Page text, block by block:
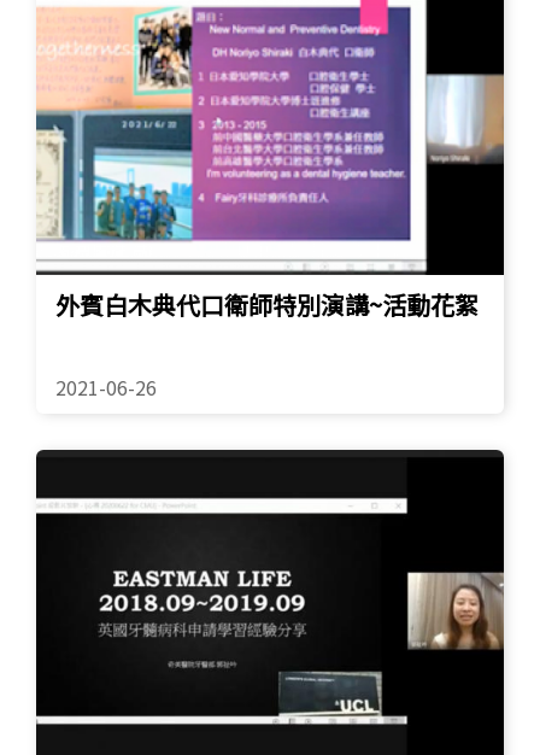
外賓白木典代口衛師特別演講~活動花絮
2021-06-26